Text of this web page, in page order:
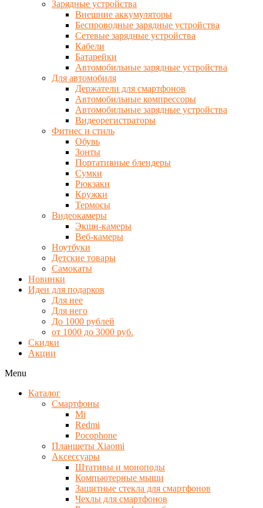
Зарядные устройства
Внешние аккумуляторы
Беспроводные зарядные устройства
Сетевые зарядные устройства
Кабели
Батарейки
Автомобильные зарядные устройства
Для автомобиля
Держатели для смартфонов
Автомобильные компрессоры
Автомобильные зарядные устройства
Видеорегистраторы
Фитнес и стиль
Обувь
Зонты
Портативные блендеры
Сумки
Рюкзаки
Кружки
Термосы
Видеокамеры
Экшн-камеры
Веб-камеры
Ноутбуки
Детские товары
Самокаты
Новинки
Идеи для подарков
Для нее
Для него
До 1000 рублей
от 1000 до 3000 руб.
Скидки
Акции
Menu
Каталог
Смартфоны
Mi
Redmi
Pocophone
Планшеты Xiaomi
Аксессуары
Штативы и моноподы
Компьютерные мыши
Защитные стекла для смартфонов
Чехлы для смартфонов